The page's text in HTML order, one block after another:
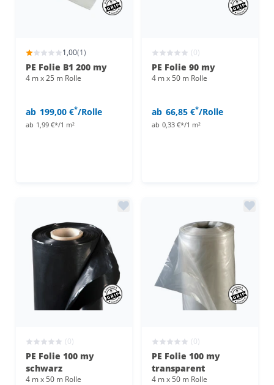
1,00(1)
PE Folie B1 200 my
4 m x 25 m Rolle
ab 199,00 €*/Rolle
ab 1,99 €*/1 m²
(0)
PE Folie 90 my
4 m x 50 m Rolle
ab 66,85 €*/Rolle
ab 0,33 €*/1 m²
(0)
PE Folie 100 my
schwarz
4 m x 50 m Rolle
(0)
PE Folie 100 my
transparent
4 m x 50 m Rolle